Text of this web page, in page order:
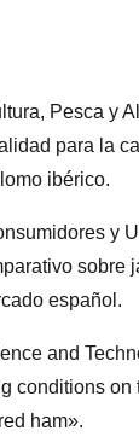
Pesca y
para la
ibérico.
y
sobre
español.
and
conditions on
ham».